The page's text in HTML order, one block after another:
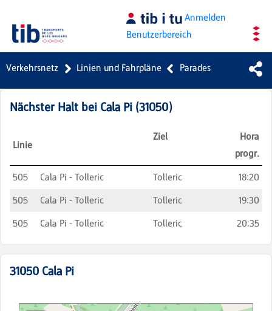
Anmelden
Benutzerbereich
Verkehrsnetz Linien und Fahrpläne Parades
Nächster Halt bei Cala Pi (31050)
Linie
Ziel
Hora
progr.
505 Cala Pi - Tolleric Tolleric
18:20
505
Cala Pi - Tolleric Tolleric
19:30
505
Cala Pi - Tolleric Tolleric 20:35
31050 Cala Pi